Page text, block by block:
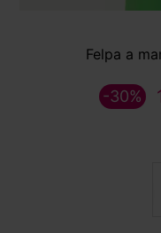
Felpa a
-30%